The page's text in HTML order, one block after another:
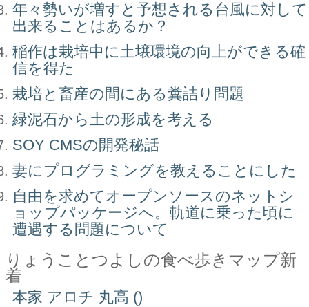
年々勢いが増すと予想される台風に対して
出来ることはあるか？
稲作は栽培中に土壌環境の向上ができる確
信を得た
栽培と畜産の間にある糞詰り問題
緑泥石から土の形成を考える
SOY CMSの開発秘話
妻にプログラミングを教えることにした
自由を求めてオープンソースのネットシ
ョップパッケージへ。軌道に乗った頃に
遭遇する問題について
りょうことつよしの食べ歩きマップ新
着
本家 アロチ 丸高 ()